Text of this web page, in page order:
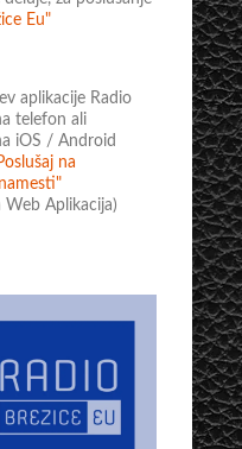
Eu"
aplikacije Radio
telefon ali
iOS / Android
na
Web Aplikacija)